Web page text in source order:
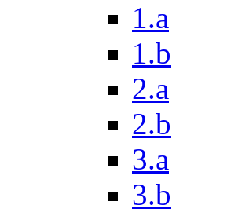
1.a
1.b
2.a
2.b
3.a
3.b